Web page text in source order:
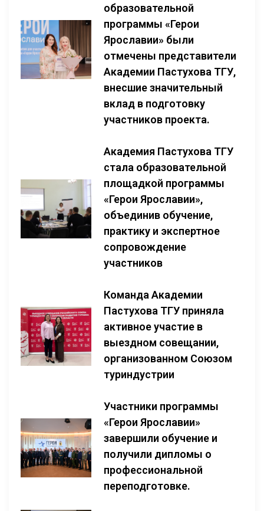
образовательной
программы «Герои
Ярославии» были
отмечены представители
Академии Пастухова ТГУ,
внесшие значительный
вклад в подготовку
участников проекта.
Академия Пастухова ТГУ
стала образовательной
площадкой программы
«Герои Ярославии»,
объединив обучение,
практику и экспертное
сопровождение
участников
Команда Академии
Пастухова ТГУ приняла
активное участие в
выездном совещании,
организованном Союзом
туриндустрии
Участники программы
«Герои Ярославии»
завершили обучение и
получили дипломы о
профессиональной
переподготовке.